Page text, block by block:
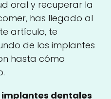
oral y recuperar la
has llegado al
artículo, te
de los implantes
hasta cómo
implantes dentales